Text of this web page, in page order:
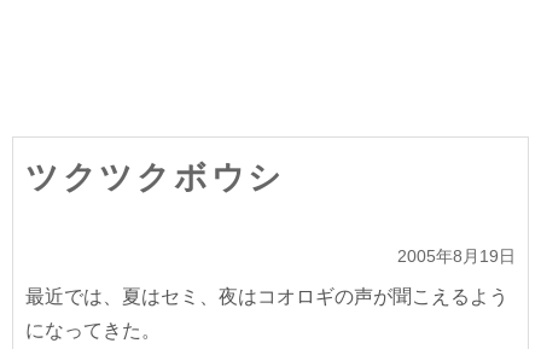
ツクツクボウシ
2005年8月19日
最近では、夏はセミ、夜はコオロギの声が聞こえるよう
になってきた。